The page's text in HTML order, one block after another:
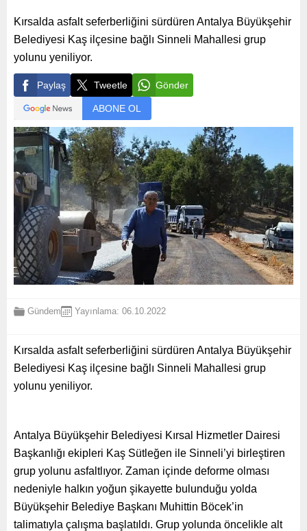
Kırsalda asfalt seferberliğini sürdüren Antalya Büyükşehir
Belediyesi Kaş ilçesine bağlı Sinneli Mahallesi grup
yolunu yeniliyor.
Paylaş Tweetle Gönder
ABONE OL
Gündem Yayınlama: 06.10.2022
Kırsalda asfalt seferberliğini sürdüren Antalya Büyükşehir
Belediyesi Kaş ilçesine bağlı Sinneli Mahallesi grup
yolunu yeniliyor.
Antalya Büyükşehir Belediyesi Kırsal Hizmetler Dairesi
Başkanlığı ekipleri Kaş Sütleğen ile Sinneli’yi birleştiren
grup yolunu asfaltlıyor. Zaman içinde deforme olması
nedeniyle halkın yoğun şikayette bulunduğu yolda
Büyükşehir Belediye Başkanı Muhittin Böcek’in
talimatıyla çalışma başlatıldı. Grup yolunda öncelikle alt